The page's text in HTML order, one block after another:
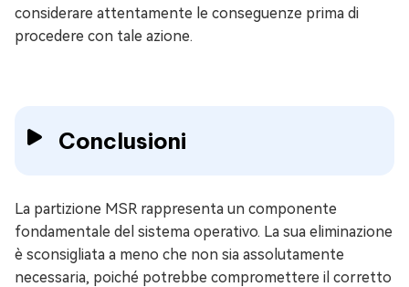
considerare attentamente le conseguenze prima di
procedere con tale azione.
Conclusioni
La partizione MSR rappresenta un componente
fondamentale del sistema operativo. La sua eliminazione
è sconsigliata a meno che non sia assolutamente
necessaria, poiché potrebbe compromettere il corretto